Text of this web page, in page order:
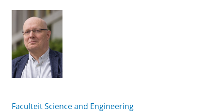
Faculteit Science and Engineering